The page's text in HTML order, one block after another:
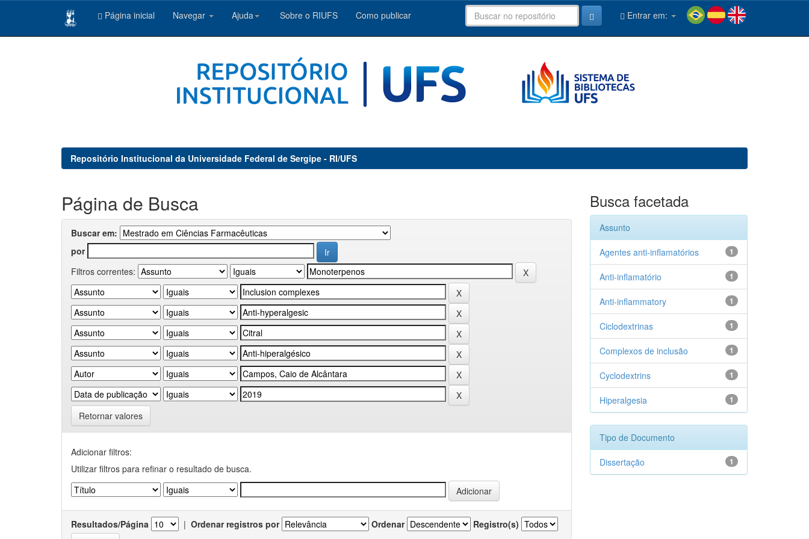
Página inicial Navegar Ajuda Sobre o RIUFS Como publicar Entrar em:
Repositório Institucional da Universidade Federal de Sergipe - RI/UFS
Página de Busca
Buscar em:
por
Filtros correntes:
Retornar valores
Adicionar filtros:
Utilizar filtros para refinar o resultado de busca.
Resultados/Página | Ordenar registros por Ordenar Registro(s)
Busca facetada
Assunto
1
Agentes anti-inflamatórios
1
Anti-inflamatório
1
Anti-inflammatory
1
Ciclodextrinas
1
Complexos de inclusão
1
Cyclodextrins
1
Hiperalgesia
Tipo de Documento
1
Dissertação